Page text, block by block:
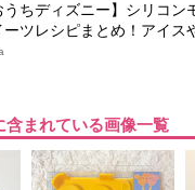
うちディズニー】シリコ
ーツレシピまとめ！アイス
含まれている画像一覧